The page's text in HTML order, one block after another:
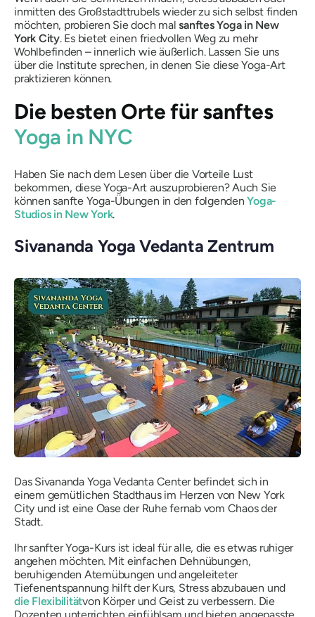
inmitten des Großstadttrubels wieder zu sich selbst finden
möchten, probieren Sie doch malsanftes Yoga in New
York City. Es bietet einen friedvollen Weg zu mehr
Wohlbefinden – innerlich wie äußerlich. Lassen Sie uns
über die Institute sprechen, in denen Sie diese Yoga-Art
praktizieren können.
Die besten Orte für sanftes
Yoga in NYC
Haben Sie nach dem Lesen über die Vorteile Lust
bekommen, diese Yoga-Art auszuprobieren? Auch Sie
können sanfte Yoga-Übungen in den folgendenYoga-
Studios in New York.
Sivananda Yoga Vedanta Zentrum
Das Sivananda Yoga Vedanta Center befindet sich in
einem gemütlichen Stadthaus im Herzen von New York
City und ist eine Oase der Ruhe fernab vom Chaos der
Stadt.
Ihr sanfter Yoga-Kurs ist ideal für alle, die es etwas ruhiger
angehen möchten. Mit einfachen Dehnübungen,
beruhigenden Atemübungen und angeleiteter
Tiefenentspannung hilft der Kurs, Stress abzubauen und
die Flexibilitätvon Körper und Geist zu verbessern. Die
Dozenten unterrichten einfühlsam und bieten angepasste